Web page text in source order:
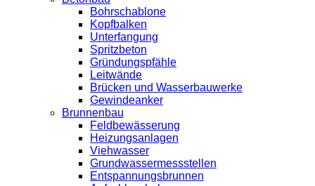
Bohrschablone
Kopfbalken
Unterfangung
Spritzbeton
Gründungspfähle
Leitwände
Brücken und Wasserbauwerke
Gewindeanker
Brunnenbau
Feldbewässerung
Heizungsanlagen
Viehwasser
Grundwassermessstellen
Entspannungsbrunnen